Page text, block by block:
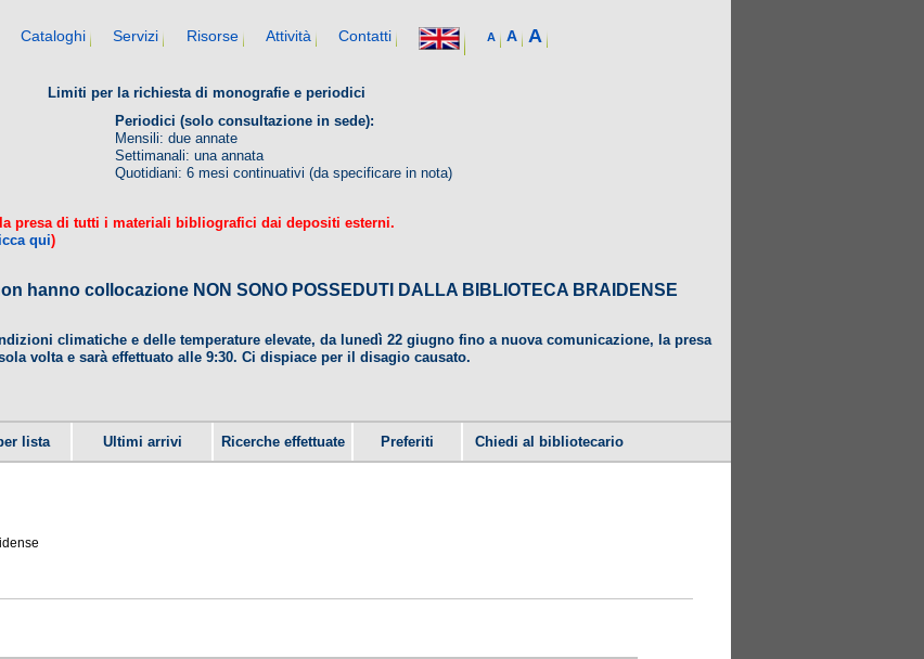
Cataloghi Servizi Risorse Attività Contatti A A A
Limiti per la richiesta di monografie e periodici
Periodici (solo consultazione in sede):
Mensili: due annate
Settimanali: una annata
Quotidiani: 6 mesi continuativi (da specificare in nota)
presa di tutti i materiali bibliografici dai depositi esterni.
qui)
hanno collocazione NON SONO POSSEDUTI DALLA BIBLIOTECA BRAIDENSE
climatiche e delle temperature elevate, da lunedì 22 giugno fino a nuova comunicazione, la presa
volta e sarà effettuato alle 9:30. Ci dispiace per il disagio causato.
lista Ultimi arrivi Ricerche effettuate Preferiti Chiedi al bibliotecario